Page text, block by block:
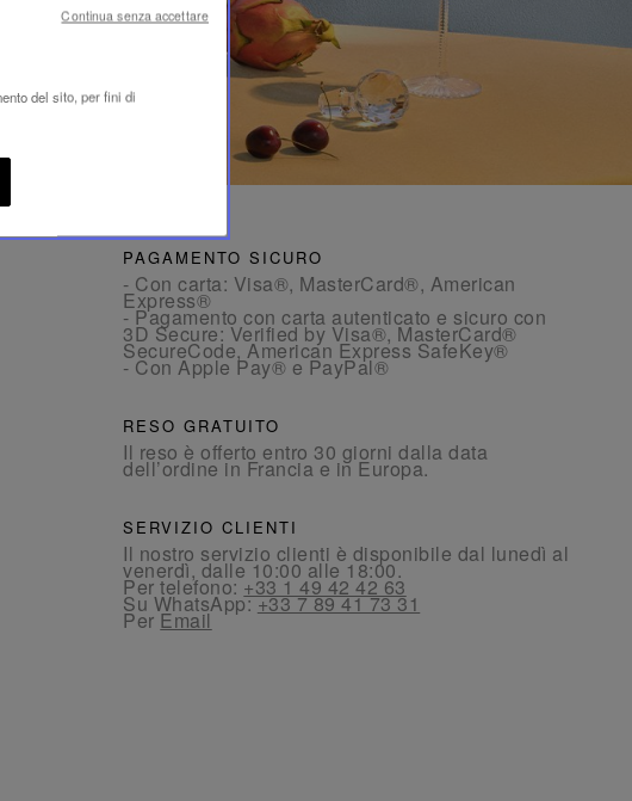
PAGAMENTO SICURO
- Con carta: Visa®, MasterCard®, American
Express®
- Pagamento con carta autenticato e sicuro con
3D Secure: Verified by Visa®, MasterCard®
SecureCode, American Express SafeKey®
- Con Apple Pay® e PayPal®
RESO GRATUITO
Il reso è offerto entro 30 giorni dalla data
dell’ordine in Francia e in Europa.
SERVIZIO CLIENTI
Il nostro servizio clienti è disponibile dal lunedì al
venerdì, dalle 10:00 alle 18:00.
Per telefono:+33 1 49 42 42 63
Su WhatsApp:+33 7 89 41 73 31
PerEmail
del sito, per fini di
Continua senza accettare